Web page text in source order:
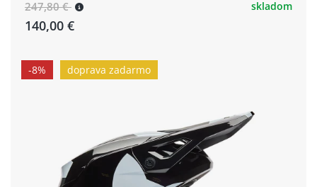
247,80 €
140,00 €
skladom
-8% doprava zadarmo